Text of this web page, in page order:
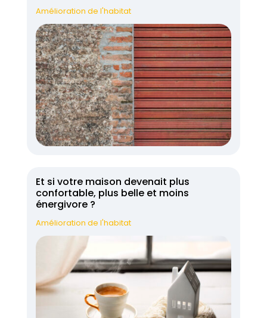
Amélioration de l'habitat
Et si votre maison devenait plus
confortable, plus belle et moins
énergivore ?
Amélioration de l'habitat